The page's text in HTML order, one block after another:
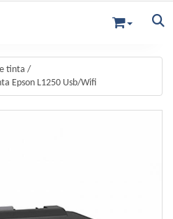
tinta /
Epson L1250 Usb/Wifi